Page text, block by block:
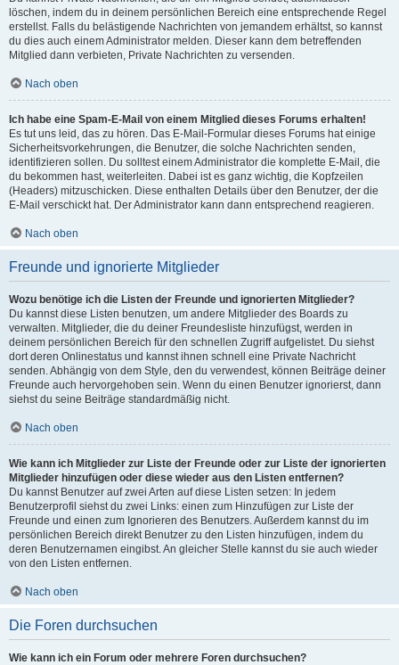
löschen, indem du in deinem persönlichen Bereich eine entsprechende Regel
erstellst. Falls du belästigende Nachrichten von jemandem erhältst, so kannst
du dies auch einem Administrator melden. Dieser kann dem betreffenden
Mitglied dann verbieten, Private Nachrichten zu versenden.
Nach oben
Ich habe eine Spam-E-Mail von einem Mitglied dieses Forums erhalten!
Es tut uns leid, das zu hören. Das E-Mail-Formular dieses Forums hat einige
Sicherheitsvorkehrungen, die Benutzer, die solche Nachrichten senden,
identifizieren sollen. Du solltest einem Administrator die komplette E-Mail, die
du bekommen hast, weiterleiten. Dabei ist es ganz wichtig, die Kopfzeilen
(Headers) mitzuschicken. Diese enthalten Details über den Benutzer, der die
E-Mail verschickt hat. Der Administrator kann dann entsprechend reagieren.
Nach oben
Freunde und ignorierte Mitglieder
Wozu benötige ich die Listen der Freunde und ignorierten Mitglieder?
Du kannst diese Listen benutzen, um andere Mitglieder des Boards zu
verwalten. Mitglieder, die du deiner Freundesliste hinzufügst, werden in
deinem persönlichen Bereich für den schnellen Zugriff aufgelistet. Du siehst
dort deren Onlinestatus und kannst ihnen schnell eine Private Nachricht
senden. Abhängig von dem Style, den du verwendest, können Beiträge deiner
Freunde auch hervorgehoben sein. Wenn du einen Benutzer ignorierst, dann
siehst du seine Beiträge standardmäßig nicht.
Nach oben
Wie kann ich Mitglieder zur Liste der Freunde oder zur Liste der ignorierten
Mitglieder hinzufügen oder diese wieder aus den Listen entfernen?
Du kannst Benutzer auf zwei Arten auf diese Listen setzen: In jedem
Benutzerprofil siehst du zwei Links: einen zum Hinzufügen zur Liste der
Freunde und einen zum Ignorieren des Benutzers. Außerdem kannst du im
persönlichen Bereich direkt Benutzer zu den Listen hinzufügen, indem du
deren Benutzernamen eingibst. An gleicher Stelle kannst du sie auch wieder
von den Listen entfernen.
Nach oben
Die Foren durchsuchen
Wie kann ich ein Forum oder mehrere Foren durchsuchen?